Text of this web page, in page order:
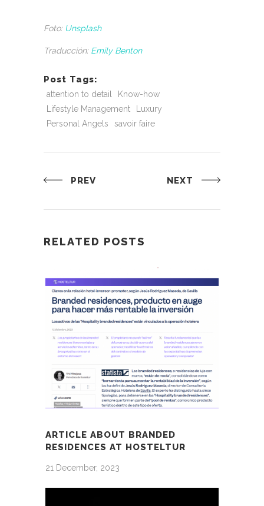
Foto: Unsplash
Traducción: Emily Benton
Post Tags:
attention to detail
Know-how
Lifestyle Management
Luxury
Personal Angels
savoir faire
PREV NEXT
RELATED POSTS
ARTICLE ABOUT BRANDED
RESIDENCES AT HOSTELTUR
21 December, 2023